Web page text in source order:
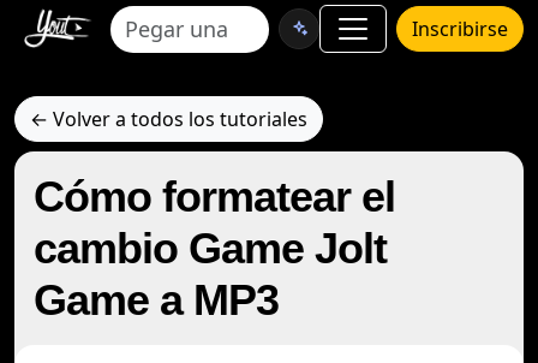
Inscribirse
← Volver a todos los tutoriales
Cómo formatear el
cambio Game Jolt
Game a MP3